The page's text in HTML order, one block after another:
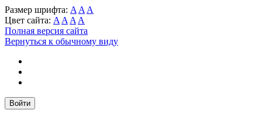
Размер шрифта: A A A
Цвет сайта: A A A A
Полная версия сайта
Вернуться к обычному виду
Войти